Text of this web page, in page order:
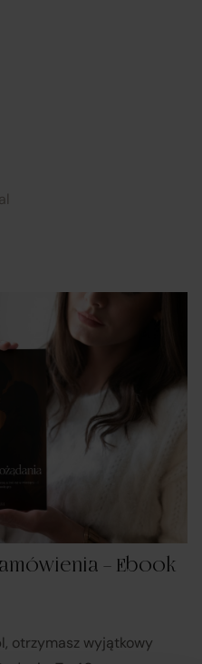
– Ebook
otrzymasz wyjątkowy